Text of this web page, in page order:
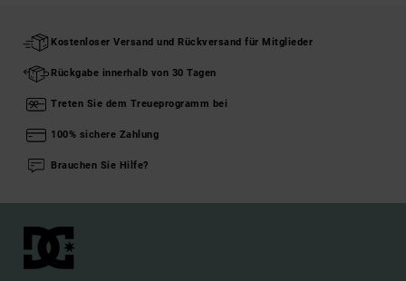
Kostenloser Versand und Rückversand für Mitglieder
Rückgabe innerhalb von 30 Tagen
Treten Sie dem Treueprogramm bei
100% sichere Zahlung
Brauchen Sie Hilfe?